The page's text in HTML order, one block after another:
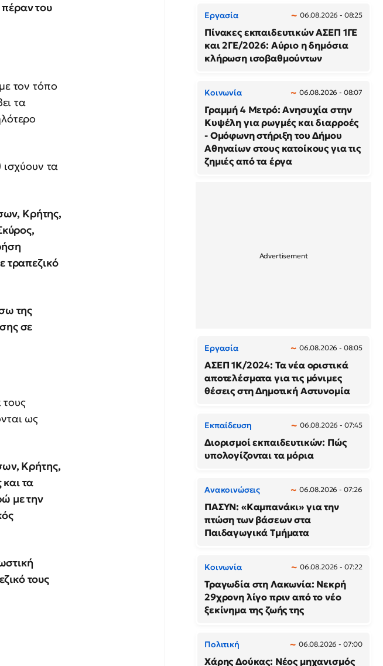
του
τον τόπο
τα
ισχύουν τα
Κρήτης,
τραπεζικό
της
σε
ως
Κρήτης,
τα
με την
τους
Εργασία 06.08.2026 - 08:25
Πίνακες εκπαιδευτικών ΑΣΕΠ 1ΓΕ
και 2ΓΕ/2026: Αύριο η δημόσια
κλήρωση ισοβαθμούντων
Κοινωνία 06.08.2026 - 08:07
Γραμμή 4 Μετρό: Ανησυχία στην
Κυψέλη για ρωγμές και διαρροές
- Ομόφωνη στήριξη του Δήμου
Αθηναίων στους κατοίκους για τις
ζημιές από τα έργα
Εργασία 06.08.2026 - 08:05
ΑΣΕΠ 1Κ/2024: Τα νέα οριστικά
αποτελέσματα για τις μόνιμες
θέσεις στη Δημοτική Αστυνομία
Εκπαίδευση 06.08.2026 - 07:45
Διορισμοί εκπαιδευτικών: Πώς
υπολογίζονται τα μόρια
Ανακοινώσεις 06.08.2026 - 07:26
ΠΑΣΥΝ: «Καμπανάκι» για την
πτώση των βάσεων στα
Παιδαγωγικά Τμήματα
Κοινωνία 06.08.2026 - 07:22
Τραγωδία στη Λακωνία: Νεκρή
29χρονη λίγο πριν από το νέο
ξεκίνημα της ζωής της
Πολιτική 06.08.2026 - 07:00
Χάρης Δούκας: Νέος μηχανισμός